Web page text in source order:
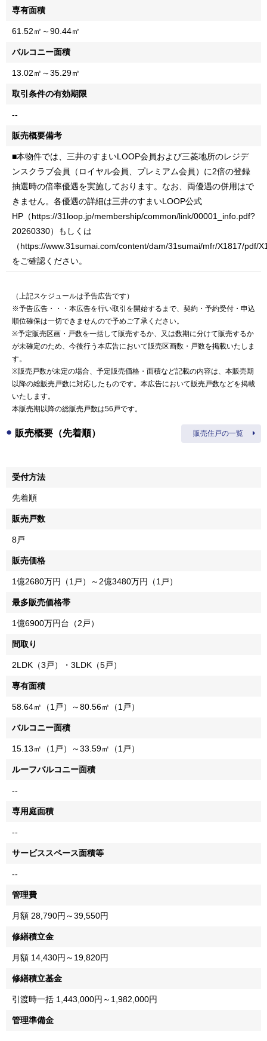
専有面積
61.52㎡～90.44㎡
バルコニー面積
13.02㎡～35.29㎡
取引条件の有効期限
--
販売概要備考
■本物件では、三井のすまいLOOP会員および三菱地所のレジデ
ンスクラブ会員（ロイヤル会員、プレミアム会員）に2倍の登録
抽選時の倍率優遇を実施しております。なお、両優遇の併用はで
きません。各優遇の詳細は三井のすまいLOOP公式
HP（https://31loop.jp/membership/common/link/00001_info.pdf?
20260330）もしくは
（https://www.31sumai.com/content/dam/31sumai/mfr/X1817/pdf/
をご確認ください。
（上記スケジュールは予告広告です）
※予告広告・・・本広告を行い取引を開始するまで、契約・予約受付・申込
順位確保は一切できませんので予めご了承ください。
※予定販売区画・戸数を一括して販売するか、又は数期に分けて販売するか
が未確定のため、今後行う本広告において販売区画数・戸数を掲載いたしま
す。
※販売戸数が未定の場合、予定販売価格・面積など記載の内容は、本販売期
以降の総販売戸数に対応したものです。本広告において販売戸数などを掲載
いたします。
本販売期以降の総販売戸数は56戸です。
販売概要（先着順） 販売住戸の一覧
受付方法
先着順
販売戸数
8戸
販売価格
1億2680万円（1戸）～2億3480万円（1戸）
最多販売価格帯
1億6900万円台（2戸）
間取り
2LDK（3戸）・3LDK（5戸）
専有面積
58.64㎡（1戸）～80.56㎡（1戸）
バルコニー面積
15.13㎡（1戸）～33.59㎡（1戸）
ルーフバルコニー面積
--
専用庭面積
--
サービススペース面積等
--
管理費
月額 28,790円～39,550円
修繕積立金
月額 14,430円～19,820円
修繕積立基金
引渡時一括 1,443,000円～1,982,000円
管理準備金